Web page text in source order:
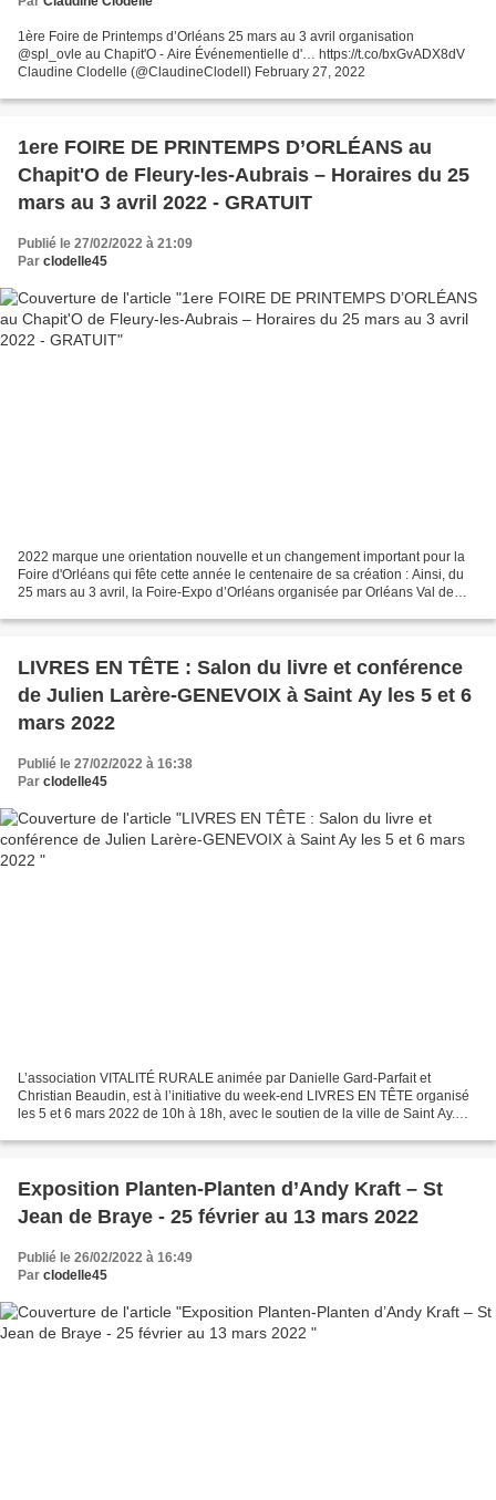
1ère Foire de Printemps d’Orléans 25 mars au 3 avril organisation
@spl_ovle au Chapit'O - Aire Événementielle d'… https://t.co/bxGvADX8dV
Claudine Clodelle (@ClaudineClodell) February 27, 2022
1ere FOIRE DE PRINTEMPS D’ORLÉANS au
Chapit'O de Fleury-les-Aubrais – Horaires du 25
mars au 3 avril 2022 - GRATUIT
Publié le 27/02/2022 à 21:09
Par clodelle45
2022 marque une orientation nouvelle et un changement important pour la
Foire d'Orléans qui fête cette année le centenaire de sa création : Ainsi, du
25 mars au 3 avril, la Foire-Expo d’Orléans organisée par Orléans Val de
LIVRES EN TÊTE : Salon du livre et conférence
de Julien Larère-GENEVOIX à Saint Ay les 5 et 6
mars 2022
Publié le 27/02/2022 à 16:38
Par clodelle45
L’association VITALITÉ RURALE animée par Danielle Gard-Parfait et
Christian Beaudin, est à l’initiative du week-end LIVRES EN TÊTE organisé
les 5 et 6 mars 2022 de 10h à 18h, avec le soutien de la ville de Saint Ay.
Exposition Planten-Planten d’Andy Kraft – St
Jean de Braye - 25 février au 13 mars 2022
Publié le 26/02/2022 à 16:49
Par clodelle45